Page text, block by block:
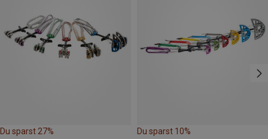
Du sparst 27% Du sparst 10%